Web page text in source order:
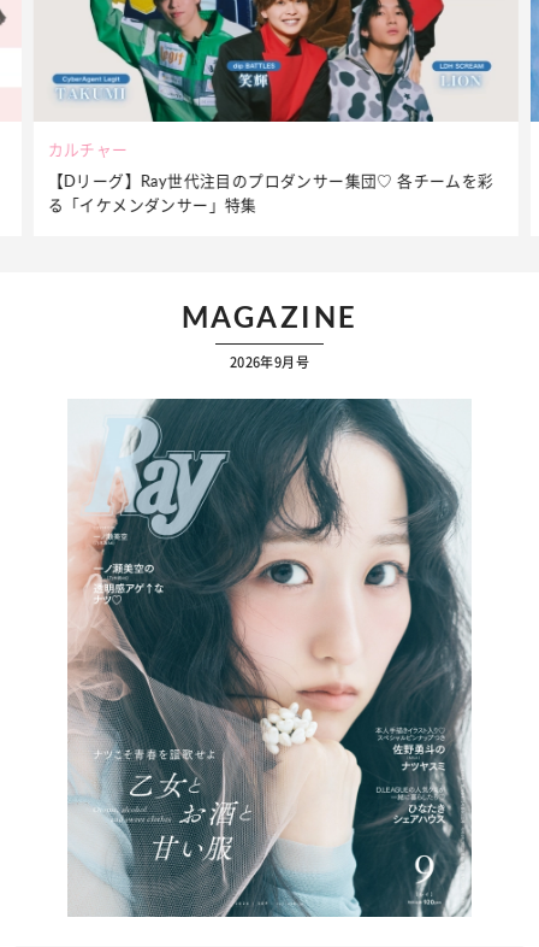
ビューティー
夏だからこそ“水分”が大切！くずれないメイクをつくる【保湿
ケア】アイテム3選
MAGAZINE
2026年9月号